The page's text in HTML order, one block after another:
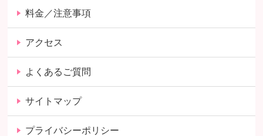
料金／注意事項
アクセス
よくあるご質問
サイトマップ
プライバシーポリシー